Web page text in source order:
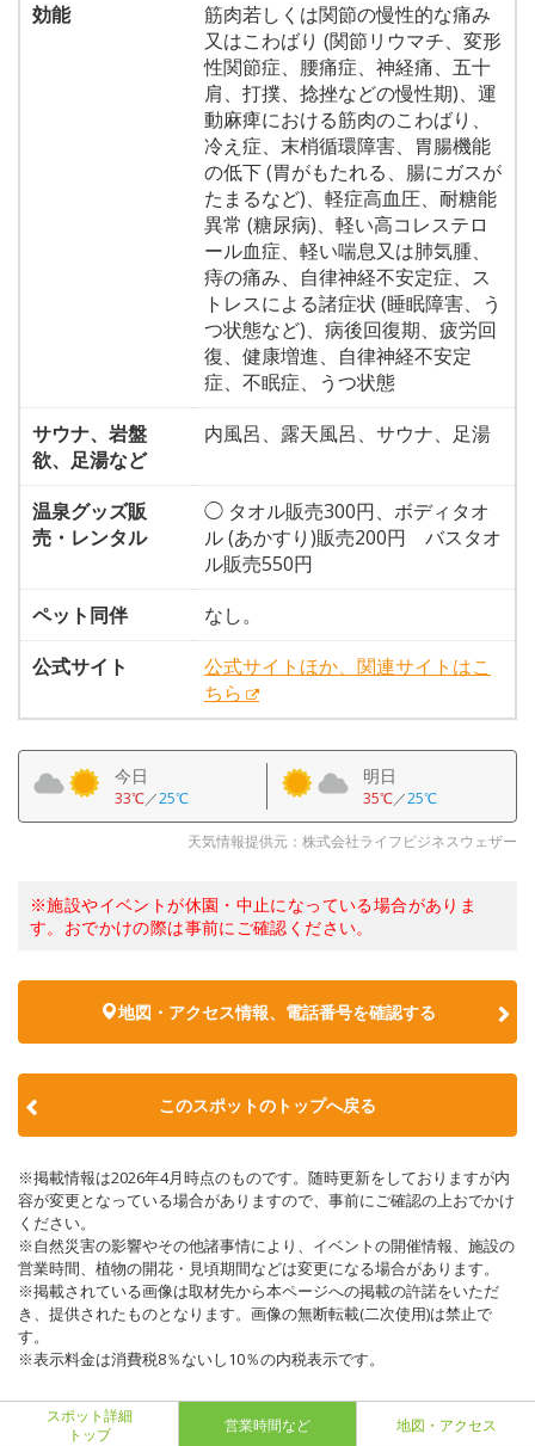
効能
筋肉若しくは関節の慢性的な痛み
又はこわばり (関節リウマチ、変形
性関節症、腰痛症、神経痛、五十
肩、打撲、捻挫などの慢性期)、運
動麻痺における筋肉のこわばり、
冷え症、末梢循環障害、胃腸機能
の低下 (胃がもたれる、腸にガスが
たまるなど)、軽症高血圧、耐糖能
異常 (糖尿病)、軽い高コレステロ
ール血症、軽い喘息又は肺気腫、
痔の痛み、自律神経不安定症、ス
トレスによる諸症状 (睡眠障害、う
つ状態など)、病後回復期、疲労回
復、健康増進、自律神経不安定
症、不眠症、うつ状態
サウナ、岩盤
欲、足湯など
内風呂、露天風呂、サウナ、足湯
温泉グッズ販
売・レンタル
◯ タオル販売300円、ボディタオ
ル (あかすり)販売200円 バスタオ
ル販売550円
ペット同伴
なし。
公式サイト
公式サイトほか、関連サイトはこ
ちら
今日
33℃／25℃
明日
35℃／25℃
天気情報提供元：株式会社ライフビジネスウェザー
※施設やイベントが休園・中止になっている場合がありま
す。おでかけの際は事前にご確認ください。
地図・アクセス情報、電話番号を確認する
このスポットのトップへ戻る
※掲載情報は2026年4月時点のものです。随時更新をしておりますが内
容が変更となっている場合がありますので、事前にご確認の上おでかけ
ください。
※自然災害の影響やその他諸事情により、イベントの開催情報、施設の
営業時間、植物の開花・見頃期間などは変更になる場合があります。
※掲載されている画像は取材先から本ページへの掲載の許諾をいただ
き、提供されたものとなります。画像の無断転載(二次使用)は禁止で
す。
※表示料金は消費税8％ないし10％の内税表示です。
スポット詳細
トップ
営業時間など 地図・アクセス